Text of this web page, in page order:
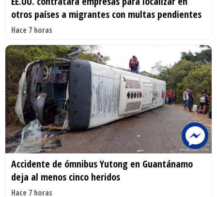
otros países a migrantes con multas pendientes
Hace 7 horas
Accidente de ómnibus Yutong en Guantánamo
deja al menos cinco heridos
Hace 7 horas